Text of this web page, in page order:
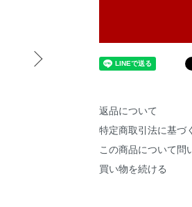
返品について
特定商取引法に基づ
この商品について問
買い物を続ける